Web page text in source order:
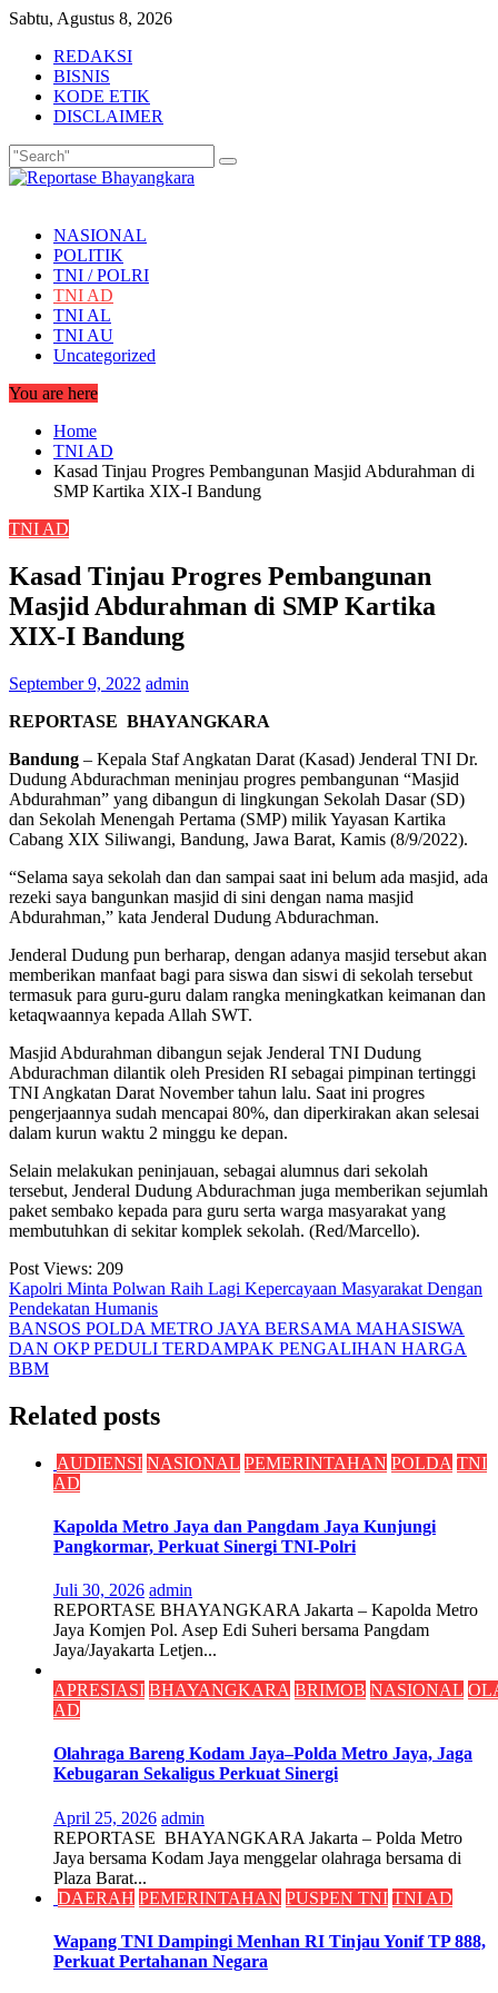
Skip
content
Sabtu, Agustus 8, 2026
REDAKSI
BISNIS
KODE ETIK
DISCLAIMER
NASIONAL
POLITIK
TNI / POLRI
TNI AD
TNI AL
TNI AU
Uncategorized
You are here
Home
TNI AD
Kasad Tinjau Progres Pembangunan Masjid Abdurahman di
SMP Kartika XIX-I Bandung
TNI AD
Kasad Tinjau Progres Pembangunan
Masjid Abdurahman di SMP Kartika
XIX-I Bandung
September 9, 2022 admin
REPORTASE BHAYANGKARA
Bandung – Kepala Staf Angkatan Darat (Kasad) Jenderal TNI Dr.
Dudung Abdurachman meninjau progres pembangunan “Masjid
Abdurahman” yang dibangun di lingkungan Sekolah Dasar (SD)
dan Sekolah Menengah Pertama (SMP) milik Yayasan Kartika
Cabang XIX Siliwangi, Bandung, Jawa Barat, Kamis (8/9/2022).
“Selama saya sekolah dan dan sampai saat ini belum ada masjid, ada
rezeki saya bangunkan masjid di sini dengan nama masjid
Abdurahman,” kata Jenderal Dudung Abdurachman.
Jenderal Dudung pun berharap, dengan adanya masjid tersebut akan
memberikan manfaat bagi para siswa dan siswi di sekolah tersebut
termasuk para guru-guru dalam rangka meningkatkan keimanan dan
ketaqwaannya kepada Allah SWT.
Masjid Abdurahman dibangun sejak Jenderal TNI Dudung
Abdurachman dilantik oleh Presiden RI sebagai pimpinan tertinggi
TNI Angkatan Darat November tahun lalu. Saat ini progres
pengerjaannya sudah mencapai 80%, dan diperkirakan akan selesai
dalam kurun waktu 2 minggu ke depan.
Selain melakukan peninjauan, sebagai alumnus dari sekolah
tersebut, Jenderal Dudung Abdurachman juga memberikan sejumlah
paket sembako kepada para guru serta warga masyarakat yang
membutuhkan di sekitar komplek sekolah. (Red/Marcello).
Post Views: 209
Navigasi
pos
Kapolri Minta Polwan Raih Lagi Kepercayaan Masyarakat Dengan
Pendekatan Humanis
BANSOS POLDA METRO JAYA BERSAMA MAHASISWA
DAN OKP PEDULI TERDAMPAK PENGALIHAN HARGA
BBM
Related posts
AUDIENSI NASIONAL PEMERINTAHAN POLDA TNI
AD
Kapolda Metro Jaya dan Pangdam Jaya Kunjungi
Pangkormar, Perkuat Sinergi TNI-Polri
Juli 30, 2026 admin
REPORTASE BHAYANGKARA Jakarta – Kapolda Metro
Jaya Komjen Pol. Asep Edi Suheri bersama Pangdam
Jaya/Jayakarta Letjen...
APRESIASI BHAYANGKARA BRIMOB NASIONAL
AD
Olahraga Bareng Kodam Jaya–Polda Metro Jaya, Jaga
Kebugaran Sekaligus Perkuat Sinergi
April 25, 2026 admin
REPORTASE BHAYANGKARA Jakarta – Polda Metro
Jaya bersama Kodam Jaya menggelar olahraga bersama di
Plaza Barat...
DAERAH PEMERINTAHAN PUSPEN TNI TNI AD
Wapang TNI Dampingi Menhan RI Tinjau Yonif TP 888,
Perkuat Pertahanan Negara